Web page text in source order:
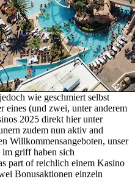
wie geschmiert selbst
eines (und zwei, unter anderem
2025 direkt hier unter
zudem nun aktiv and
Willkommensangeboten, unser
im griff haben sich
part of reichlich einem Kasino
Bonusaktionen einzeln